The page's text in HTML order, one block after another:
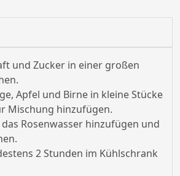
und Zucker in einer großen
Apfel und Birne in kleine Stücke
Mischung hinzufügen.
Rosenwasser hinzufügen und
2 Stunden im Kühlschrank